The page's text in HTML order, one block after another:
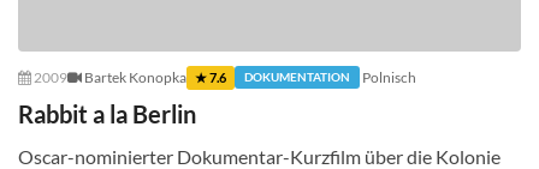
2009 Bartek Konopka ★ 7.6 DOKUMENTATION Polnisch
Rabbit a la Berlin
Oscar-nominierter Dokumentar-Kurzfilm über die Kolonie